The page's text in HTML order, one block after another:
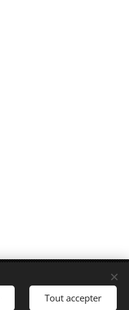
Tout accepter